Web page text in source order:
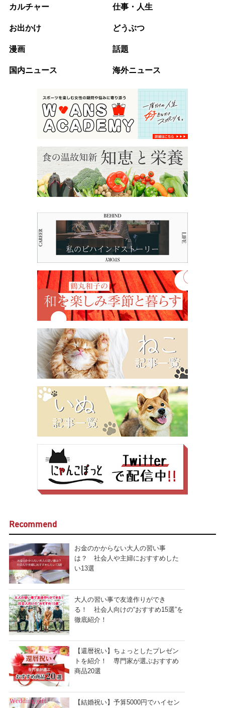
カルチャー 仕事・人生
お出かけ どうぶつ
漫画 話題
国内ニュース 海外ニュース
Recommend
お金のかからない大人の習い事
は？ 社会人や主婦におすすめした
い13選
大人の習い事で友達作りができ
る！ 社会人向けの“おすすめ15選”を
徹底紹介！
【還暦祝い】ちょっとしたプレゼン
トを紹介！ 専門家が選ぶおすすめ
商品20選
【結婚祝い】予算5000円でハイセン